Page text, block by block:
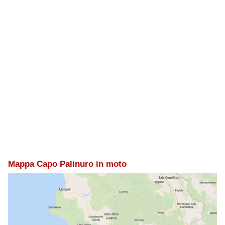
Mappa Capo Palinuro in moto